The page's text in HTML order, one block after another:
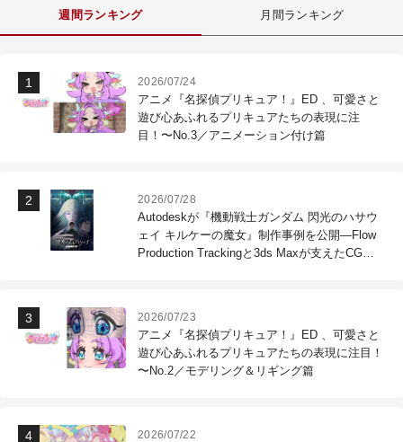
週間ランキング 月間ランキング
2026/07/24
アニメ『名探偵プリキュア！』ED 、可愛さと
遊び心あふれるプリキュアたちの表現に注
目！〜No.3／アニメーション付け篇
2026/07/28
Autodeskが『機動戦士ガンダム 閃光のハサウ
ェイ キルケーの魔女』制作事例を公開―Flow
Production Trackingと3ds Maxが支えたCG制
2026/07/23
アニメ『名探偵プリキュア！』ED 、可愛さと
遊び心あふれるプリキュアたちの表現に注目！
〜No.2／モデリング＆リギング篇
2026/07/22